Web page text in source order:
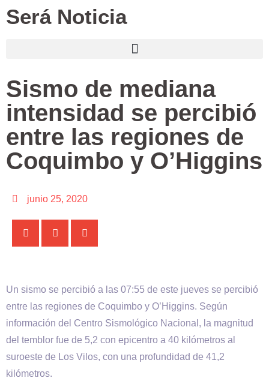
Será Noticia
Sismo de mediana
intensidad se percibió
entre las regiones de
Coquimbo y O’Higgins
junio 25, 2020
Un sismo se percibió a las 07:55 de este jueves se percibió
entre las regiones de Coquimbo y O’Higgins. Según
información del Centro Sismológico Nacional, la magnitud
del temblor fue de 5,2 con epicentro a 40 kilómetros al
suroeste de Los Vilos, con una profundidad de 41,2
kilómetros.